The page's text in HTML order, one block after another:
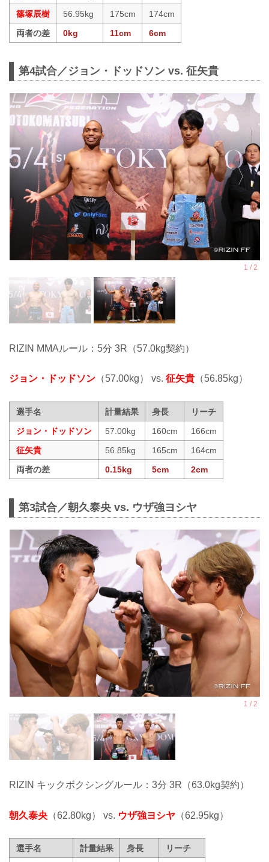
篠塚辰樹
56.95kg 175cm
174cm
両者の差
0kg 11cm 6cm
第4試合／ジョン・ドッドソン vs. 征矢貴
RIZIN MMAルール：5分 3R（57.0kg契約）
ジョン・ドッドソン （57.00kg） vs. 征矢貴 （56.85kg）
選手名 計量結果 身長
リーチ
ジョン・ドッドソン
57.00kg 160cm
166cm
征矢貴
56.85kg 165cm
164cm
両者の差
0.15kg 5cm 2cm
第3試合／朝久泰央 vs. ウザ強ヨシヤ
RIZIN キックボクシングルール：3分 3R（63.0kg契約）
朝久泰央 （62.80kg） vs. ウザ強ヨシヤ （62.95kg）
選手名 計量結果 身長
リーチ